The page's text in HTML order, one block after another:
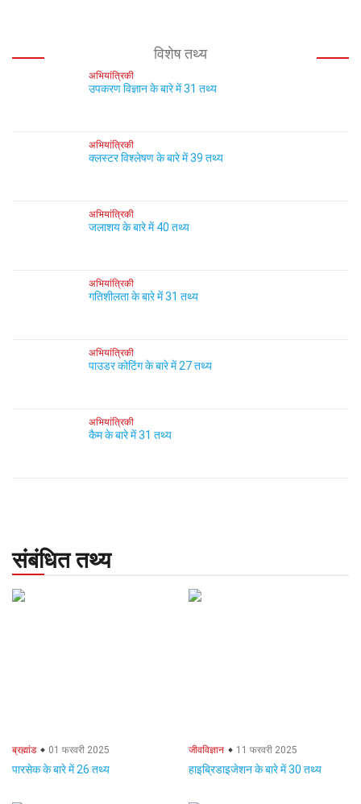
विशेष तथ्य
अभियांत्रिकी
उपकरण विज्ञान के बारे में 31 तथ्य
अभियांत्रिकी
क्लस्टर विश्लेषण के बारे में 39 तथ्य
अभियांत्रिकी
जलाशय के बारे में 40 तथ्य
अभियांत्रिकी
गतिशीलता के बारे में 31 तथ्य
अभियांत्रिकी
पाउडर कोटिंग के बारे में 27 तथ्य
अभियांत्रिकी
कैम के बारे में 31 तथ्य
संबंधित तथ्य
ब्रह्मांड 01 फरवरी 2025
पारसेक के बारे में 26 तथ्य
जीवविज्ञान 11 फरवरी 2025
हाइब्रिडाइजेशन के बारे में 30 तथ्य